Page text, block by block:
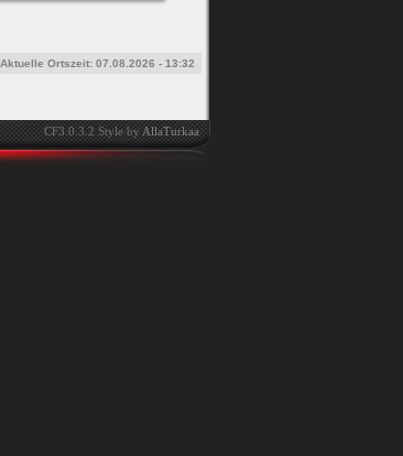
Aktuelle Ortszeit: 07.08.2026 - 13:32
CF3.0.3.2 Style byAllaTurkaa